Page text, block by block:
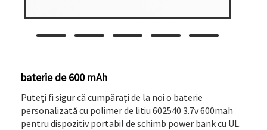
baterie de 600 mAh
Puteți fi sigur că cumpărați de la noi o baterie
personalizată cu polimer de litiu 602540 3.7v 600mah
pentru dispozitiv portabil de schimb power bank cu UL.